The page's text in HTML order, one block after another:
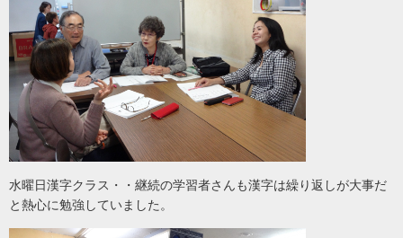
水曜日漢字クラス・・継続の学習者さんも漢字は繰り返しが大事だ
と熱心に勉強していました。